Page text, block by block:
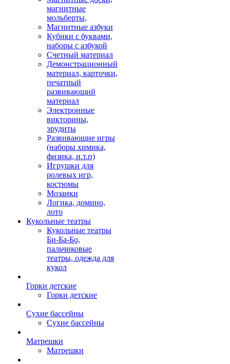
магнитные
мольберты,
Магнитные азбуки
Кубики с буквами,
наборы с азбукой
Счетный материал
Демонстрационный
материал, карточки,
печатный
развивающий
материал
Электронные
викторины,
эрудиты
Развивающие игры
(наборы химика,
физика, и.т.п)
Игрушки для
ролевых игр,
костюмы
Мозаики
Логика, домино,
лото
Кукольные театры
Кукольные театры
Би-Ба-Бо,
пальчиковые
театры, одежда для
кукол
Горки детские
Горки детские
Сухие бассейны
Сухие бассейны
Матрешки
Матрешки